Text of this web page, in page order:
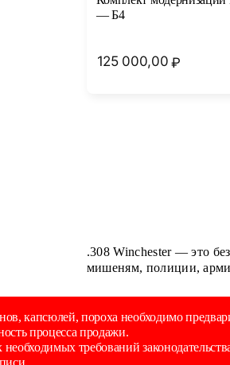
— Б4
125 000,00₽
.308 Winchester — это
мишеням, полиции,
капсюлей, пороха необходимо
процесса продажи.
требований